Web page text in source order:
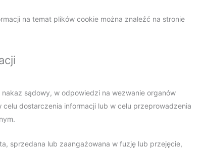
na temat plików cookie można znaleźć na stronie
sądowy, w odpowiedzi na wezwanie organów
dostarczenia informacji lub w celu przeprowadzenia
sprzedana lub zaangażowana w fuzję lub przejęcie,